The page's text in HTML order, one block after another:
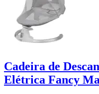
Cadeira de
Elétrica Fancy